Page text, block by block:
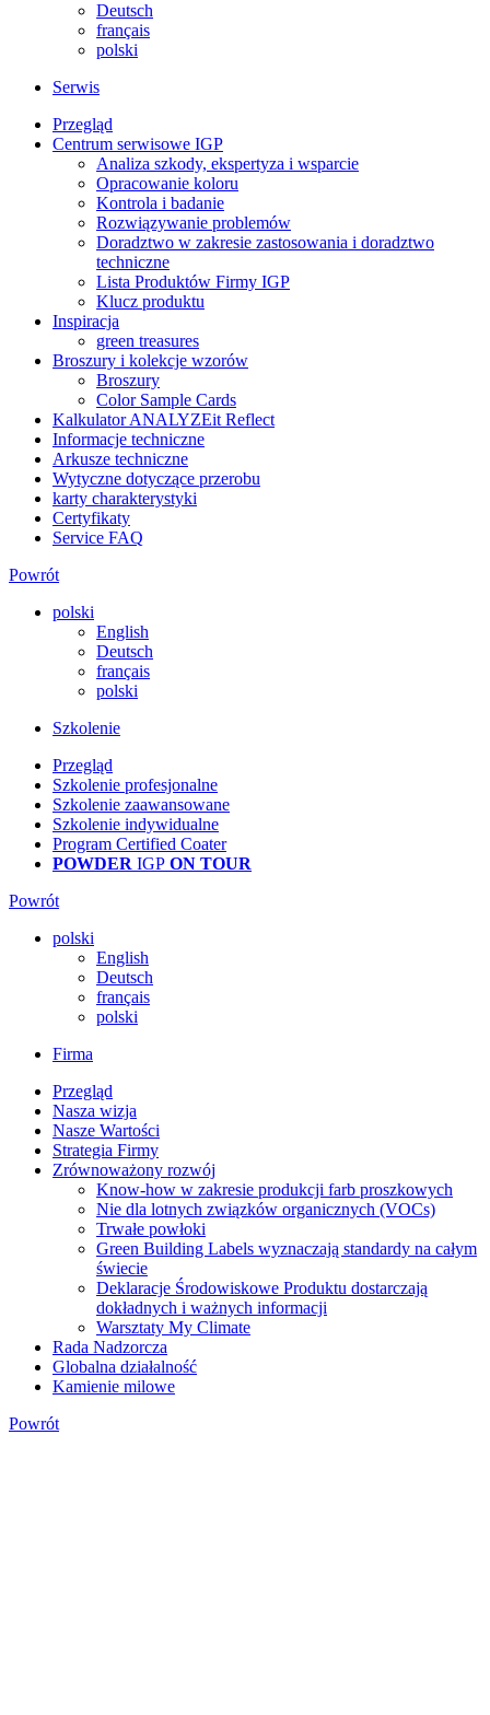
Deutsch
français
polski
Serwis
Przegląd
Centrum serwisowe IGP
Analiza szkody, ekspertyza i wsparcie
Opracowanie koloru
Kontrola i badanie
Rozwiązywanie problemów
Doradztwo w zakresie zastosowania i doradztwo
techniczne
Lista Produktów Firmy IGP
Klucz produktu
Inspiracja
green treasures
Broszury i kolekcje wzorów
Broszury
Color Sample Cards
Kalkulator ANALYZEit Reflect
Informacje techniczne
Arkusze techniczne
Wytyczne dotyczące przerobu
karty charakterystyki
Certyfikaty
Service FAQ
Powrót
polski
English
Deutsch
français
polski
Szkolenie
Przegląd
Szkolenie profesjonalne
Szkolenie zaawansowane
Szkolenie indywidualne
Program Certified Coater
POWDER IGP ON TOUR
Powrót
polski
English
Deutsch
français
polski
Firma
Przegląd
Nasza wizja
Nasze Wartości
Strategia Firmy
Zrównoważony rozwój
Know-how w zakresie produkcji farb proszkowych
Nie dla lotnych związków organicznych (VOCs)
Trwałe powłoki
Green Building Labels wyznaczają standardy na całym
świecie
Deklaracje Środowiskowe Produktu dostarczają
dokładnych i ważnych informacji
Warsztaty My Climate
Rada Nadzorcza
Globalna działalność
Kamienie milowe
Powrót